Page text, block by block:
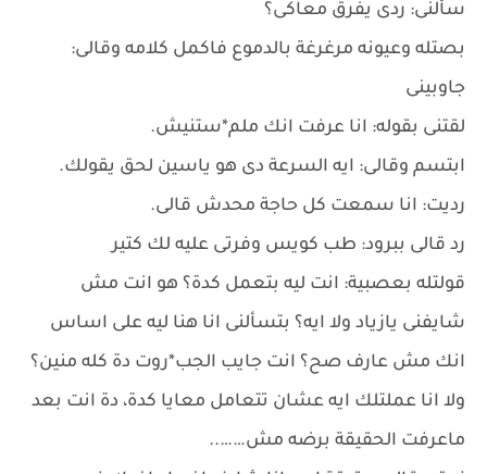
سألنى: ردى يفرق معاكى؟
بصتله وعيونه مرغرغة بالدموع فاكمل كلامه وقالى:
جاوبينى
لقتنى بقوله: انا عرفت انك ملم*ستنيش.
ابتسم وقالى: ايه السرعة دى هو ياسين لحق يقولك.
رديت: انا سمعت كل حاجة محدش قالى.
رد قالى ببرود: طب كويس وفرتى عليه لك كتير
قولتله بعصبية: انت ليه بتعمل كدة؟ هو انت مش
شايفنى يازياد ولا ايه؟ بتسألنى انا هنا ليه على اساس
انك مش عارف صح؟ انت جايب الجب*روت دة كله منين؟
ولا انا عملتلك ايه عشان تتعامل معايا كدة، دة انت بعد
ماعرفت الحقيقة برضه مش……..